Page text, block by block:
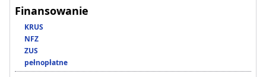
Finansowanie
KRUS
NFZ
ZUS
pełnopłatne